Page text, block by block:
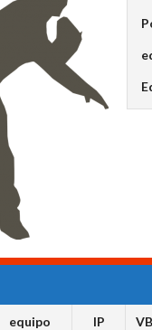
equipo IP VB